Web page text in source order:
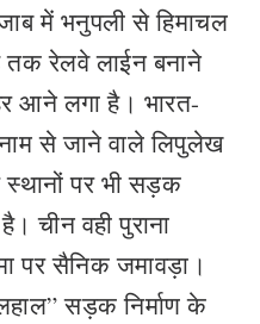
में भनुपली से हिमाचल
तक रेलवे लाईन बनाने
आने लगा है। भारत-
से जाने वाले लिपुलेख
पर भी सड़क
चीन वही पुराना
पर सैनिक जमावड़ा।
सड़क निर्माण के